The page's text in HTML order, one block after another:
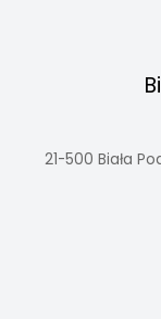
21-500 Biała